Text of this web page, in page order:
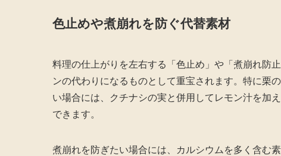
色止めや煮崩れを防ぐ代替素材
料理の仕上がりを左右する「色止め」や「煮崩れ防
ンの代わりになるものとして重宝されます。特に栗
い場合には、クチナシの実と併用してレモン汁を加
できます。
煮崩れを防ぎたい場合には、カルシウムを多く含む